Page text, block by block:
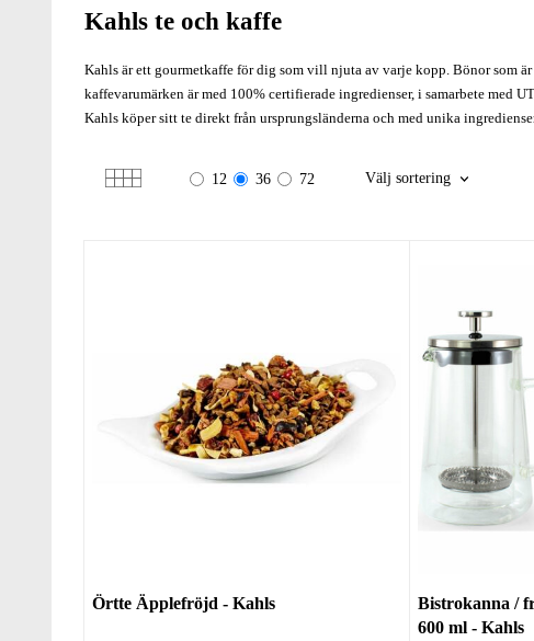
Kahls te och kaffe
Kahls är ett gourmetkaffe för dig som vill njuta av varje kopp. Bönor som
kaffevarumärken är med 100% certifierade ingredienser, i samarbete med
Kahls köper sitt te direkt från ursprungsländerna och med unika
12 36 72 Välj sortering
Örtte Äpplefröjd - Kahls
Bistrokanna /
600 ml - Kahls